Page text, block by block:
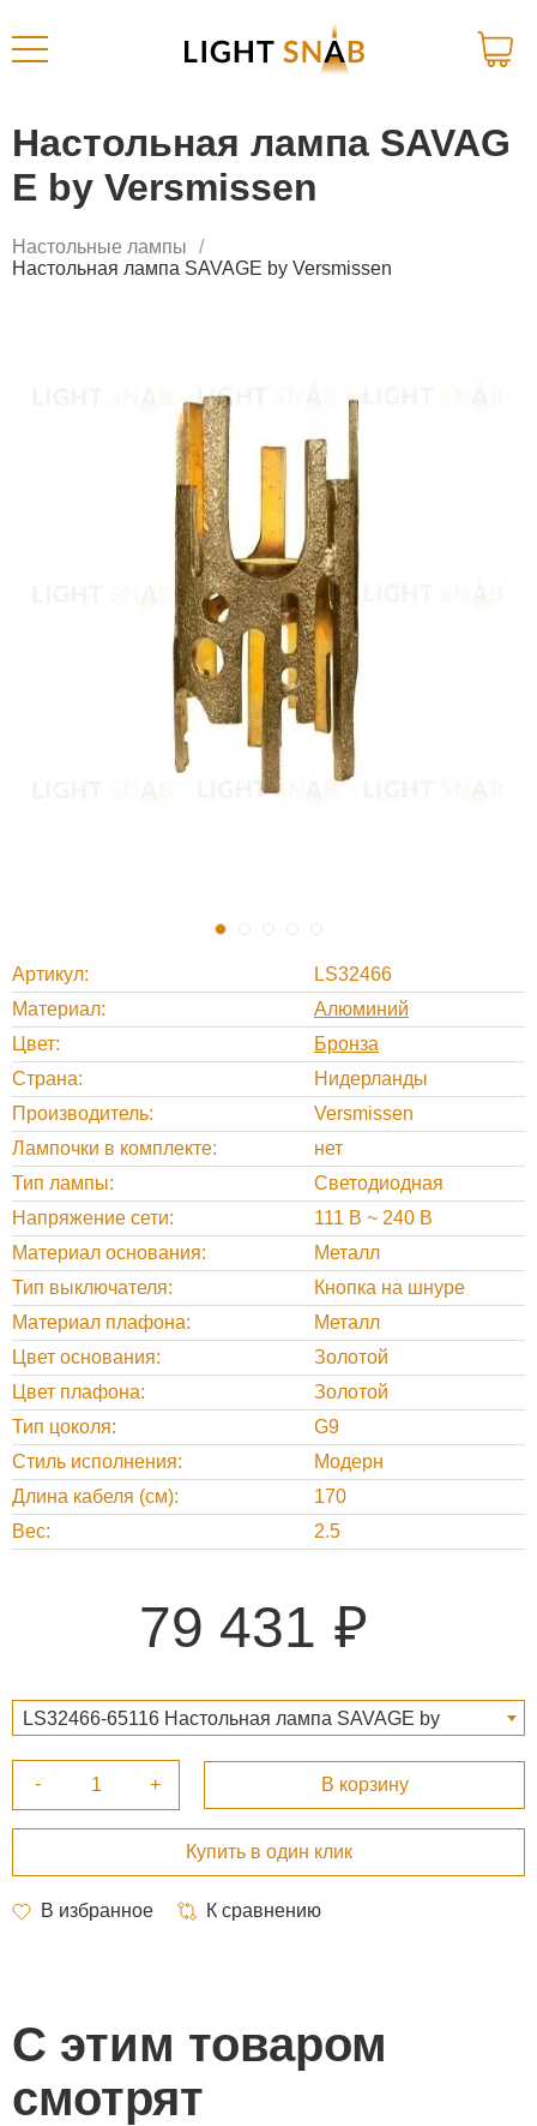
Настольная лампа SAVAG
E by Versmissen
Настольные лампы
Настольная лампа SAVAGE by Versmissen
Артикул
LS32466
Материал
Алюминий
Цвет
Бронза
Страна
Нидерланды
Производитель
Versmissen
Лампочки в комплекте
нет
Тип лампы
Светодиодная
Напряжение сети
111 В ~ 240 В
Материал основания
Металл
Тип выключателя
Кнопка на шнуре
Материал плафона
Металл
Цвет основания
Золотой
Цвет плафона
Золотой
Тип цоколя
G9
Стиль исполнения
Модерн
Длина кабеля (см)
170
Вес
2.5
79 431
LS32466-65116 Настольная лампа SAVAGE by
С этим товаром
смотрят